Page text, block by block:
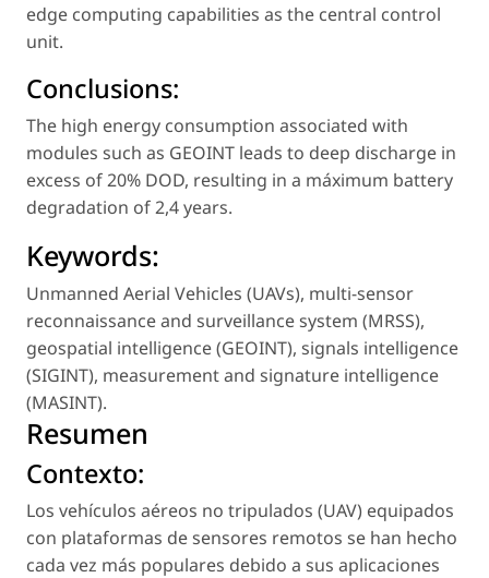
edge computing capabilities as the central control
unit.
Conclusions:
The high energy consumption associated with
modules such as GEOINT leads to deep discharge in
excess of 20% DOD, resulting in a máximum battery
degradation of 2,4 years.
Keywords:
Unmanned Aerial Vehicles (UAVs), multi-sensor
reconnaissance and surveillance system (MRSS),
geospatial intelligence (GEOINT), signals intelligence
(SIGINT), measurement and signature intelligence
(MASINT).
Resumen
Contexto:
Los vehículos aéreos no tripulados (UAV) equipados
con plataformas de sensores remotos se han hecho
cada vez más populares debido a sus aplicaciones